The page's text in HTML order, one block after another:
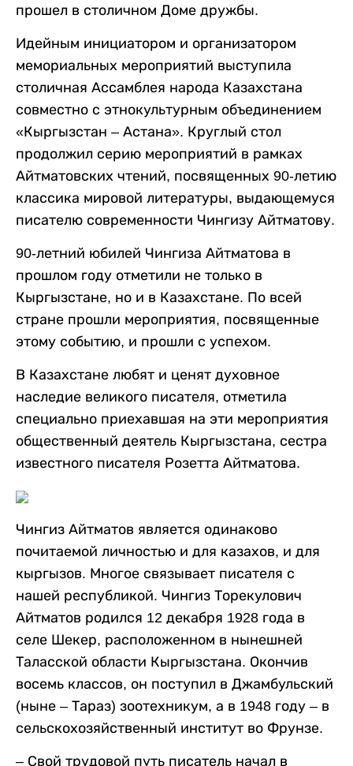
прошел в столичном Доме дружбы.
Идейным инициатором и организатором
мемориальных мероприятий выступила
столичная Ассамблея народа Казахстана
совместно с этнокультурным объединением
«Кыргызстан – Астана». Круглый стол
продолжил серию мероприятий в рамках
Айтматовских чтений, посвященных 90-летию
классика мировой литературы, выдающемуся
писателю современности Чингизу Айтматову.
90-летний юбилей Чингиза Айтматова в
прошлом году отметили не только в
Кыргызстане, но и в Казахстане. По всей
стране прошли мероприятия, посвященные
этому событию, и прошли с успехом.
В Казахстане любят и ценят духовное
наследие великого писателя, отметила
специально приехавшая на эти мероприятия
общественный деятель Кыргызстана, сестра
известного писателя Розетта Айтматова.
Чингиз Айтматов является одинаково
почитаемой личностью и для казахов, и для
кыргызов. Многое связывает писателя с
нашей республикой. Чингиз Торекулович
Айтматов родился 12 декабря 1928 года в
селе Шекер, расположенном в нынешней
Таласской области Кыргызстана. Окончив
восемь классов, он поступил в Джамбульский
(ныне – Тараз) зоотехникум, а в 1948 году – в
сельскохозяйственный институт во Фрунзе.
– Свой трудовой путь писатель начал в